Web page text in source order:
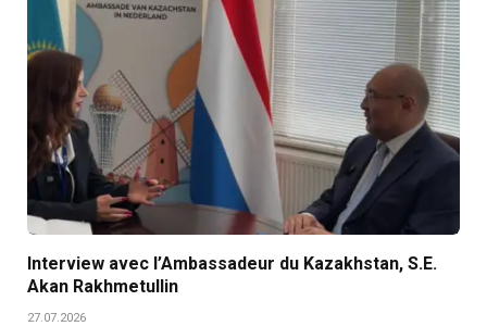
Interview avec l’Ambassadeur du Kazakhstan, S.E.
Akan Rakhmetullin
27.07.2026